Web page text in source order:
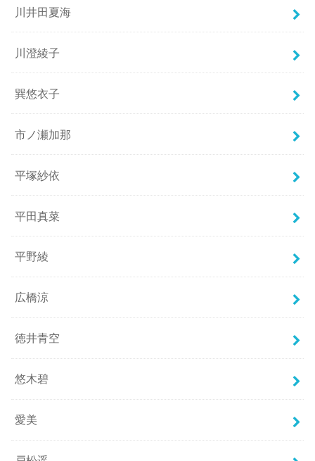
川井田夏海
川澄綾子
巽悠衣子
市ノ瀬加那
平塚紗依
平田真菜
平野綾
広橋涼
徳井青空
悠木碧
愛美